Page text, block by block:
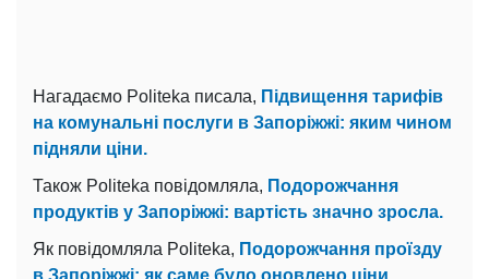
Нагадаємо Politeka писала, Підвищення тарифів
на комунальні послуги в Запоріжжі: яким чином
підняли ціни.
Також Politeka повідомляла, Подорожчання
продуктів у Запоріжжі: вартість значно зросла.
Як повідомляла Politeka, Подорожчання проїзду
в Запоріжжі: як саме було оновлено ціни.